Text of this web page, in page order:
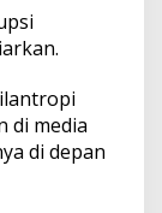
di media
di depan